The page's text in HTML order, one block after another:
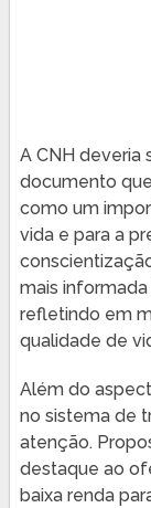
A CNH deveria
documento
como um
vida e para a
mais informada
refletindo em
qualidade de
Além do
no sistema de
atenção.
destaque ao
baixa renda